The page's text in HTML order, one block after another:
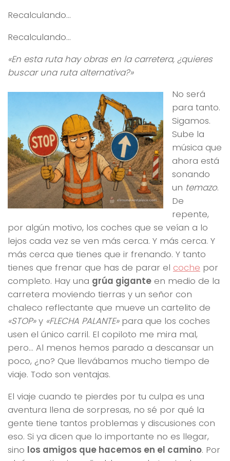
Recalculando…
Recalculando…
«En esta ruta hay obras en la carretera, ¿quieres
buscar una ruta alternativa?»
No será
para tanto.
Sigamos.
Sube la
música que
ahora está
sonando
un temazo.
De
repente,
por algún motivo, los coches que se veían a lo
lejos cada vez se ven más cerca. Y más cerca. Y
más cerca que tienes que ir frenando. Y tanto
tienes que frenar que has de parar el coche por
completo. Hay una grúa gigante en medio de la
carretera moviendo tierras y un señor con
chaleco reflectante que mueve un cartelito de
«STOP»y «FLECHA PALANTE»para que los coches
usen el único carril. El copiloto me mira mal,
pero… Al menos hemos parado a descansar un
poco, ¿no? Que llevábamos mucho tiempo de
viaje. Todo son ventajas.
El viaje cuando te pierdes por tu culpa es una
aventura llena de sorpresas, no sé por qué la
gente tiene tantos problemas y discusiones con
eso. Si ya dicen que lo importante no es llegar,
sino los amigos que hacemos en el camino. Por